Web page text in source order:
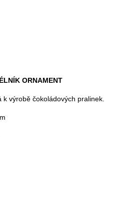
ORNAMENT
výrobě čokoládových pralinek.